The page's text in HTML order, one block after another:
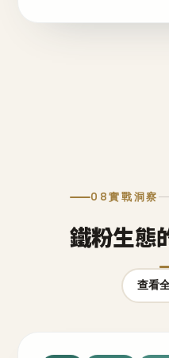
08實戰洞察
鐵粉生態
查看